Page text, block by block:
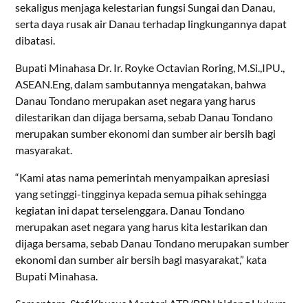
sekaligus menjaga kelestarian fungsi Sungai dan Danau,
serta daya rusak air Danau terhadap lingkungannya dapat
dibatasi.
Bupati Minahasa Dr. Ir. Royke Octavian Roring, M.Si.,IPU.,
ASEAN.Eng, dalam sambutannya mengatakan, bahwa
Danau Tondano merupakan aset negara yang harus
dilestarikan dan dijaga bersama, sebab Danau Tondano
merupakan sumber ekonomi dan sumber air bersih bagi
masyarakat.
“Kami atas nama pemerintah menyampaikan apresiasi
yang setinggi-tingginya kepada semua pihak sehingga
kegiatan ini dapat terselenggara. Danau Tondano
merupakan aset negara yang harus kita lestarikan dan
dijaga bersama, sebab Danau Tondano merupakan sumber
ekonomi dan sumber air bersih bagi masyarakat,” kata
Bupati Minahasa.